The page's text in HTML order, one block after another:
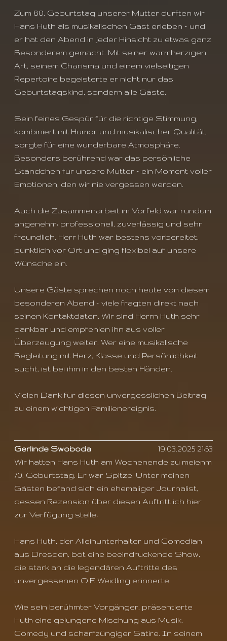
Zum 80. Geburtstag unserer Mutter durften wir
Hans Huth als musikalischen Gast erleben – und
er hat den Abend in jeder Hinsicht zu etwas ganz
Besonderem gemacht. Mit seiner warmherzigen
Art, seinem Charisma und einem vielseitigen
Repertoire begeisterte er nicht nur das
Geburtstagskind, sondern alle Gäste.
Sein feines Gespür für die richtige Stimmung,
kombiniert mit Humor und musikalischer Qualität,
sorgte für eine wunderbare Atmosphäre.
Besonders berührend war das persönliche
Ständchen für unsere Mutter – ein Moment voller
Emotionen, den wir nie vergessen werden.
Auch die Zusammenarbeit im Vorfeld war rundum
angenehm: professionell, zuverlässig und sehr
freundlich. Herr Huth war bestens vorbereitet,
pünktlich vor Ort und ging flexibel auf unsere
Wünsche ein.
Unsere Gäste sprechen noch heute von diesem
besonderen Abend – viele fragten direkt nach
seinen Kontaktdaten. Wir sind Herrn Huth sehr
dankbar und empfehlen ihn aus voller
Überzeugung weiter. Wer eine musikalische
Begleitung mit Herz, Klasse und Persönlichkeit
sucht, ist bei ihm in den besten Händen.
Vielen Dank für diesen unvergesslichen Beitrag
zu einem wichtigen Familienereignis.
Gerlinde Swoboda
19.03.2025 21:53
Wir hatten Hans Huth am Wochenende zu meienm
70. Geburtstag. Er war Spitze! Unter meinen
Gästen befand sich ein ehemaliger Journalist,
dessen Rezension über diesen Auftritt ich hier
zur Verfügung stelle:
Hans Huth, der Alleinunterhalter und Comedian
aus Dresden, bot eine beeindruckende Show,
die stark an die legendären Auftritte des
unvergessenen O.F. Weidling erinnerte.
Wie sein berühmter Vorgänger, präsentierte
Huth eine gelungene Mischung aus Musik,
Comedy und scharfzüngiger Satire. In seinem